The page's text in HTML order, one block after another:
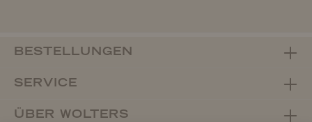
BESTELLUNGEN
SERVICE
ÜBER WOLTERS